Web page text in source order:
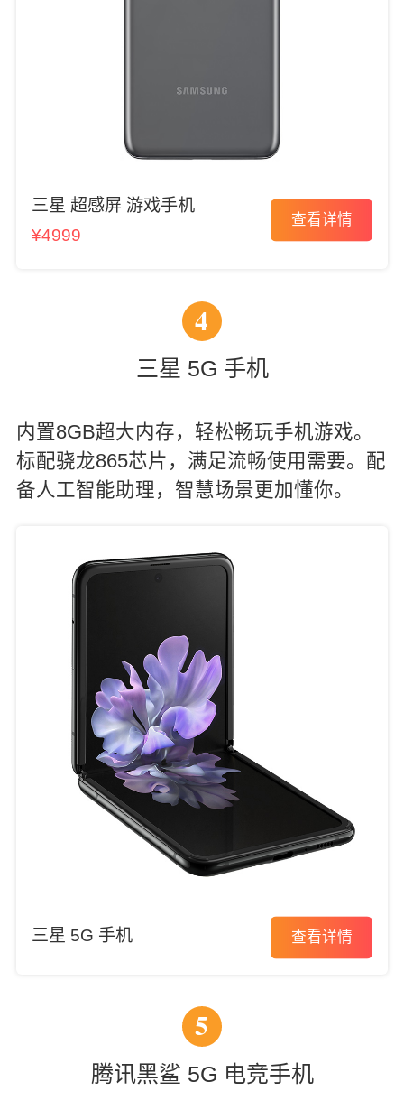
三星 超感屏 游戏手机
¥4999
查看详情
4
三星 5G 手机
内置8GB超大内存，轻松畅玩手机游戏。
标配骁龙865芯片，满足流畅使用需要。配
备人工智能助理，智慧场景更加懂你。
三星 5G 手机 查看详情
5
腾讯黑鲨 5G 电竞手机